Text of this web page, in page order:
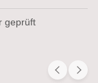
geprüft